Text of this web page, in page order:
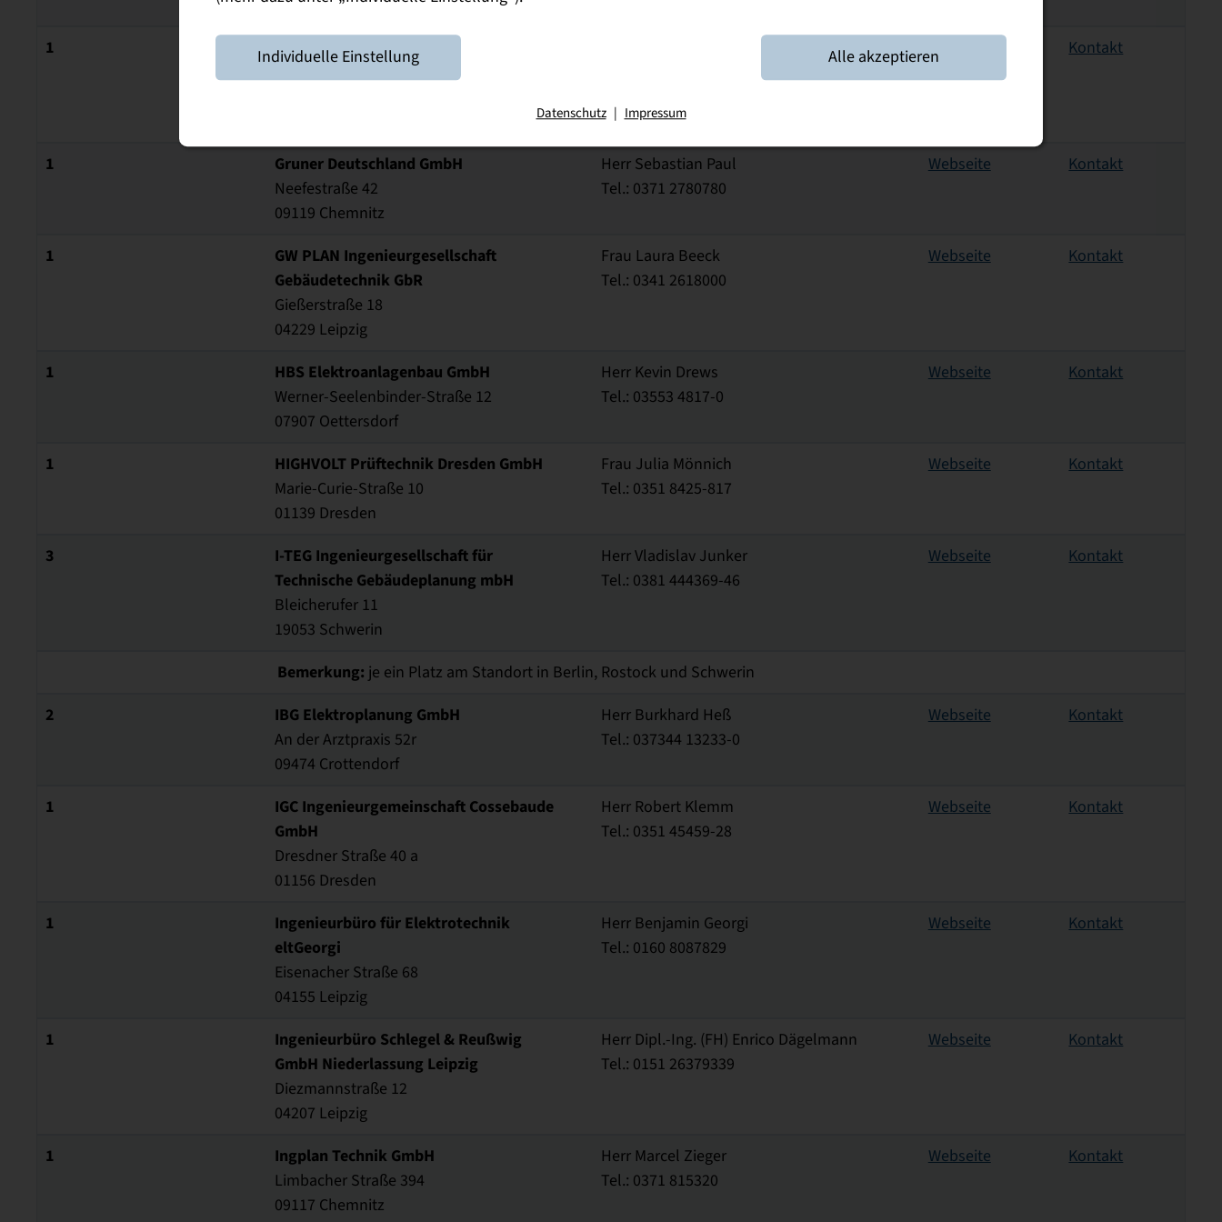
08056 Zwickau
1
GESA Ingenieurgesellschaft für
Technische Gesamtplanung mbH
Kontakt
1 Gruner Deutschland GmbH
Neefestraße 42
09119 Chemnitz
Herr Sebastian Paul
Tel.: 0371 2780780
Webseite Kontakt
1
GW PLAN Ingenieurgesellschaft
Gebäudetechnik GbR
Gießerstraße 18
04229 Leipzig
Frau Laura Beeck
Tel.: 0341 2618000
Webseite Kontakt
1 HBS Elektroanlagenbau GmbH
Werner-Seelenbinder-Straße 12
07907 Oettersdorf
Herr Kevin Drews
Tel.: 03553 4817-0
Webseite Kontakt
1 HIGHVOLT Prüftechnik Dresden GmbH
Marie-Curie-Straße 10
01139 Dresden
Frau Julia Mönnich
Tel.: 0351 8425-817
Webseite Kontakt
3
I-TEG Ingenieurgesellschaft für
Technische Gebäudeplanung mbH
Bleicherufer 11
19053 Schwerin
Herr Vladislav Junker
Tel.: 0381 444369-46
Webseite Kontakt
Bemerkung: je ein Platz am Standort in Berlin, Rostock und Schwerin
2 IBG Elektroplanung GmbH
An der Arztpraxis 52r
09474 Crottendorf
Herr Burkhard Heß
Tel.: 037344 13233-0
Webseite Kontakt
1
IGC Ingenieurgemeinschaft Cossebaude
GmbH
Dresdner Straße 40 a
01156 Dresden
Herr Robert Klemm
Tel.: 0351 45459-28
Webseite Kontakt
1
Ingenieurbüro für Elektrotechnik
eltGeorgi
Eisenacher Straße 68
04155 Leipzig
Herr Benjamin Georgi
Tel.: 0160 8087829
Webseite Kontakt
1
Ingenieurbüro Schlegel & Reußwig
GmbH Niederlassung Leipzig
Diezmannstraße 12
04207 Leipzig
Herr Dipl.-Ing. (FH) Enrico Dägelmann
Tel.: 0151 26379339
Webseite Kontakt
1 Ingplan Technik GmbH
Limbacher Straße 394
09117 Chemnitz
Herr Marcel Zieger
Tel.: 0371 815320
Webseite Kontakt
Individuelle Einstellung Alle akzeptieren
Datenschutz | Impressum